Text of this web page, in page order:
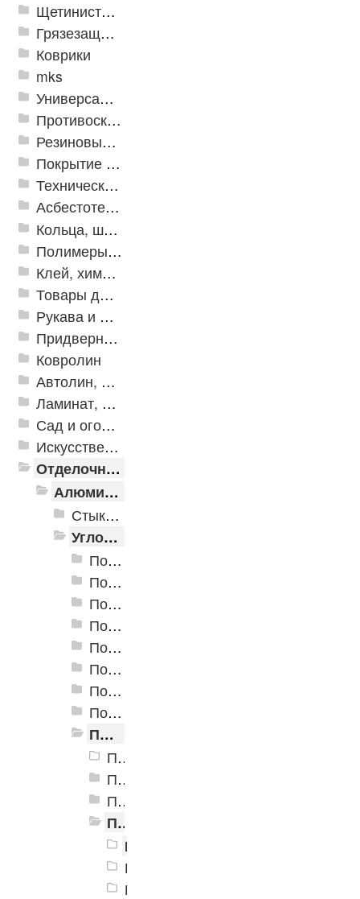
Щетинистые покрытия
Грязезащитные, влаговпитывающие покрытия
Коврики
mks
Универсальные модульные покрытия
Противоскользящая защита для лестниц, профили, ленты
Резиновые и ПВХ дорожки
Покрытие из резиновой крошки
Техническая резина
Асбестотехнические и теплоизоляционные материалы
Кольца, шайбы, манжеты
Полимеры и пластики
Клей, химия, сопутствующие товары
Товары для дома
Рукава и шланги промышленные
Придверные решетки
Ковролин
Автолин, Транслин, Линолеум
Ламинат, Кварцвиниловая плитка SPC
Сад и огород
Искусственная трава
Отделочные профили
Алюминиевые пороги
Стыкоперекрывающие алюминиевые пороги
Угловые алюминиевые пороги
Пороги алюминиевые ПУ-01 24x10 мм
Пороги алюминиевые ПУ-02 54x41,8 мм
Пороги алюминиевые ПУ-03 24x18 мм
Пороги алюминиевые ПУ-04 30x27 мм
Пороги алюминиевые ПУ-05-1 24x10 мм
Пороги алюминиевые ПУ-05 20x20 мм
Пороги алюминиевые ПУ-06 40x20 мм
Пороги алюминиевые угловые Д-1 24х10 мм
Пороги алюминиевые угловые Д-3 24х20 мм
Пороги алюминиевые угловые Д-3 24х20 мм Без покрытия
Пороги алюминиевые угловые Д-3 24х20 мм Анадированные
Пороги алюминиевые угловые Д-3 24х20 мм Крашенные КР
Пороги алюминиевые угловые Д-3 24х20 мм Декорированные
Порог алюминиевый угловой
Порог алюминиевый угловой Д-3
Порог алюминиевый угловой Д-3